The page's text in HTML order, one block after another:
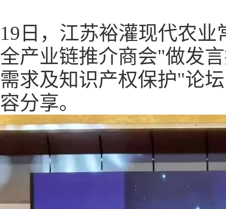
19日，江苏裕灌现代农
全产业链推介商会"做发
需求及知识产权保护"论
容分享。